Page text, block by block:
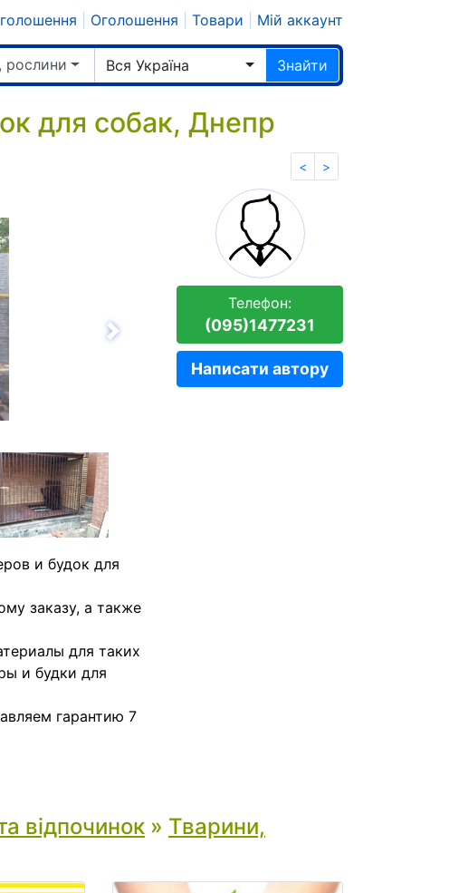
Оголошення Товари Мій аккаунт
рослини Вся Україна Знайти
для собак, Днепр
< >
и будок для
заказу, а также
для таких
и будки для
гарантию 7
Телефон:
(095)1477231
Написати автору
відпочинок » Тварини,